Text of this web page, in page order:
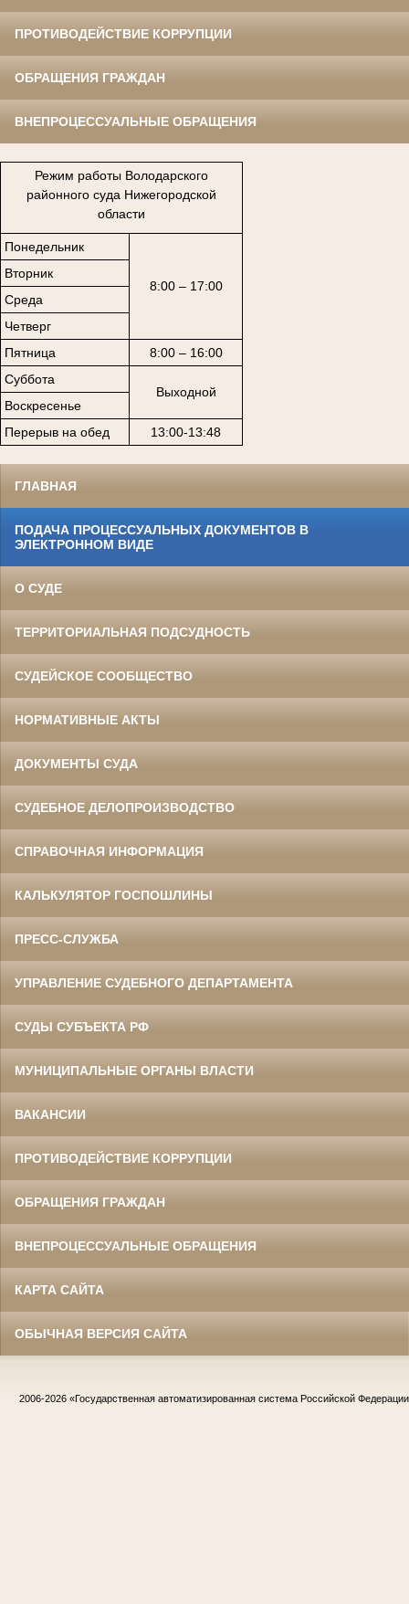
ПРОТИВОДЕЙСТВИЕ КОРРУПЦИИ
ОБРАЩЕНИЯ ГРАЖДАН
ВНЕПРОЦЕССУАЛЬНЫЕ ОБРАЩЕНИЯ
Режим работы Володарского
районного суда Нижегородской
области
Понедельник
8:00 – 17:00
Вторник
Среда
Четверг
Пятница
8:00 – 16:00
Суббота
Выходной
Воскресенье
Перерыв на обед
13:00-13:48
ГЛАВНАЯ
ПОДАЧА ПРОЦЕССУАЛЬНЫХ ДОКУМЕНТОВ В
ЭЛЕКТРОННОМ ВИДЕ
О СУДЕ
ТЕРРИТОРИАЛЬНАЯ ПОДСУДНОСТЬ
СУДЕЙСКОЕ СООБЩЕСТВО
НОРМАТИВНЫЕ АКТЫ
ДОКУМЕНТЫ СУДА
СУДЕБНОЕ ДЕЛОПРОИЗВОДСТВО
СПРАВОЧНАЯ ИНФОРМАЦИЯ
КАЛЬКУЛЯТОР ГОСПОШЛИНЫ
ПРЕСС-СЛУЖБА
УПРАВЛЕНИЕ СУДЕБНОГО ДЕПАРТАМЕНТА
СУДЫ СУБЪЕКТА РФ
МУНИЦИПАЛЬНЫЕ ОРГАНЫ ВЛАСТИ
ВАКАНСИИ
ПРОТИВОДЕЙСТВИЕ КОРРУПЦИИ
ОБРАЩЕНИЯ ГРАЖДАН
ВНЕПРОЦЕССУАЛЬНЫЕ ОБРАЩЕНИЯ
КАРТА САЙТА
ОБЫЧНАЯ ВЕРСИЯ САЙТА
2006-2026 «Государственная автоматизированная система Российской